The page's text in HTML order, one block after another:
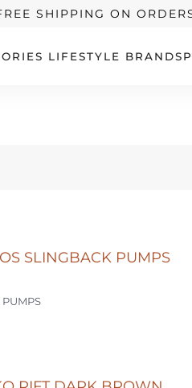
SHIPPING ON
LIFESTYLE BRANDS
PUMPS